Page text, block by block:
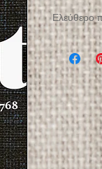
Ελεύθερο
Προς